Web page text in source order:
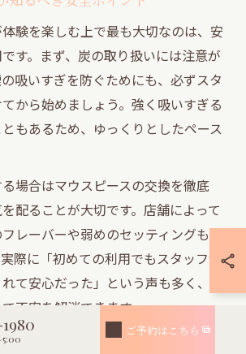
験を楽しむ上で最も大切なのは、安
す。まず、炭の取り扱いには注意が
吸いすぎを防ぐためにも、必ずスタ
から始めましょう。強く吸いすぎる
もあるため、ゆっくりとしたペース
場合はマウスピースの交換を徹底
配ることが大切です。店舗によって
レーバーや弱めのセッティングも用
際に「初めての利用でもスタッフが
て安心だった」という声も多く、事
不安を解消できます。
ない時やアルコールとの併用には注意
ご予約はこちら